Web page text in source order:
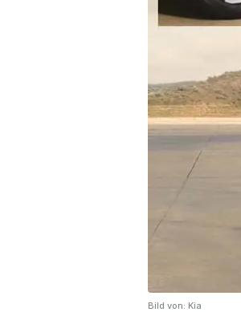
Bild von: Kia